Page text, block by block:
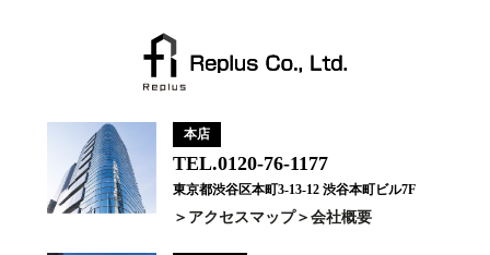
本店
TEL.0120-76-1177
東京都渋谷区本町3-13-12 渋谷本町ビル7F
アクセスマップ 会社概要